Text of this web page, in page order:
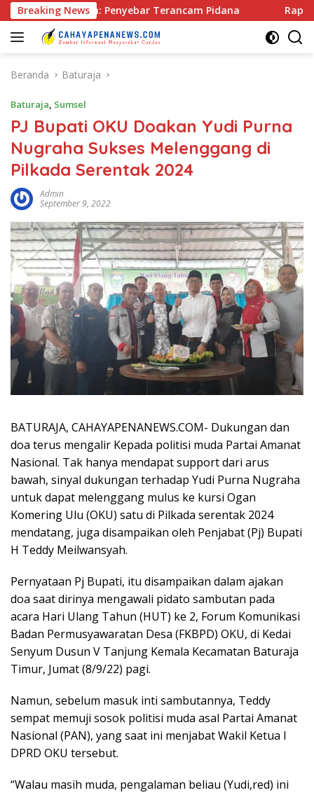
Langsung
ke
konten
Breaking News
Penyebar Terancam Pidana Rapat Pra Kongres
Beranda Baturaja
Baturaja, Sumsel
PJ Bupati OKU Doakan Yudi Purna
Nugraha Sukses Melenggang di
Pilkada Serentak 2024
Admin
September 9, 2022
BATURAJA, CAHAYAPENANEWS.COM- Dukungan dan
doa terus mengalir Kepada politisi muda Partai Amanat
Nasional. Tak hanya mendapat support dari arus
bawah, sinyal dukungan terhadap Yudi Purna Nugraha
untuk dapat melenggang mulus ke kursi Ogan
Komering Ulu (OKU) satu di Pilkada serentak 2024
mendatang, juga disampaikan oleh Penjabat (Pj) Bupati
H Teddy Meilwansyah.
Pernyataan Pj Bupati, itu disampaikan dalam ajakan
doa saat dirinya mengawali pidato sambutan pada
acara Hari Ulang Tahun (HUT) ke 2, Forum Komunikasi
Badan Permusyawaratan Desa (FKBPD) OKU, di Kedai
Senyum Dusun V Tanjung Kemala Kecamatan Baturaja
Timur, Jumat (8/9/22) pagi.
Namun, sebelum masuk inti sambutannya, Teddy
sempat memuji sosok politisi muda asal Partai Amanat
Nasional (PAN), yang saat ini menjabat Wakil Ketua I
DPRD OKU tersebut.
“Walau masih muda, pengalaman beliau (Yudi,red) ini